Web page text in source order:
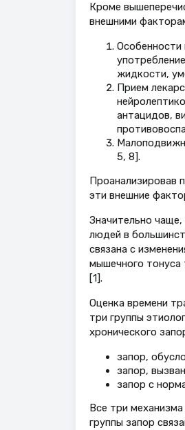
Кроме
внешними
Особенности
жидкости,
Прием
антацидов,
5, 8].
Проанализировав
эти внешние
Значительно
людей в
связана с
мышечного тонуса
[1].
Оценка времени
три группы
хронического
запор,
запор,
запор с
Все три
группы запор